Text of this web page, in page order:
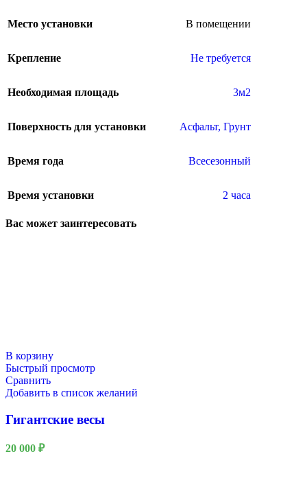
Место установки В помещении
Крепление Не требуется
Необходимая площадь 3м2
Поверхность для установки Асфальт, Грунт
Время года Всесезонный
Время установки 2 часа
Вас может заинтересовать
В корзину
Быстрый просмотр
Сравнить
Добавить в список желаний
Гигантские весы
20 000 ₽